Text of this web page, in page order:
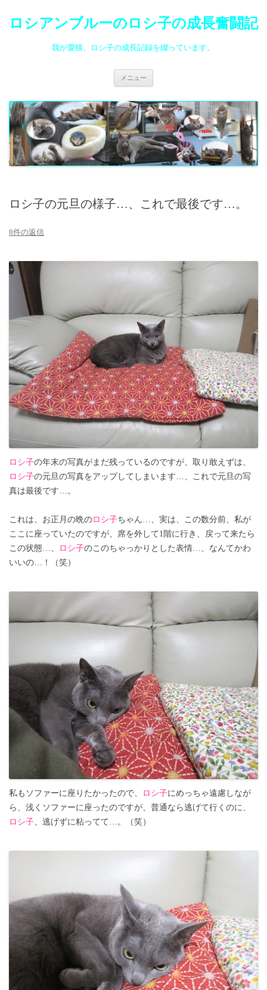
ロシアンブルーのロシ子の成長奮闘記
我が愛猫、ロシ子の成長記録を綴っています。
メニュー
ツ
へ
ス
キ
ッ
プ
ロシ子の元旦の様子…、これで最後です…。
8件の返信
ロシ子の年末の写真がまだ残っているのですが、取り敢えずは、
ロシ子の元旦の写真をアップしてしまいます…、これで元旦の写
真は最後です…。
これは、お正月の晩のロシ子ちゃん…、実は、この数分前、私が
ここに座っていたのですが、席を外して1階に行き、戻って来たら
この状態…、
ロシ子のこのちゃっかりとした表情…、なんてかわ
いいの…！（笑）
私もソファーに座りたかったので、 ロシ子にめっちゃ遠慮しなが
ら、浅くソファーに座ったのですが、普通なら逃げて行くのに、
ロシ子 、逃げずに粘ってて…。（笑）